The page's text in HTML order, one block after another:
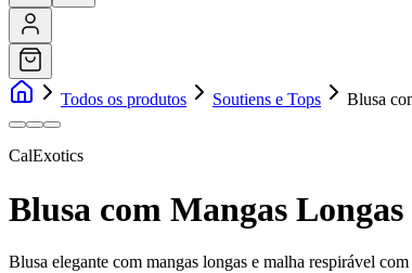
Todos os produtos Soutiens e Tops Blusa
CalExotics
Blusa com Mangas
Blusa elegante com mangas longas e malha respirável